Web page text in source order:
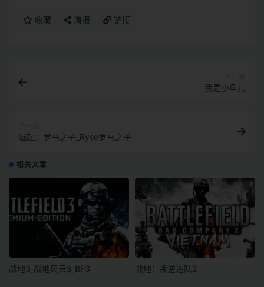
收藏 海报 链接
我是小鱼儿
崛起：罗马之子_Ryse罗马之子
相关文章
战地3_战地风云3_BF3 战地：叛逆连队2